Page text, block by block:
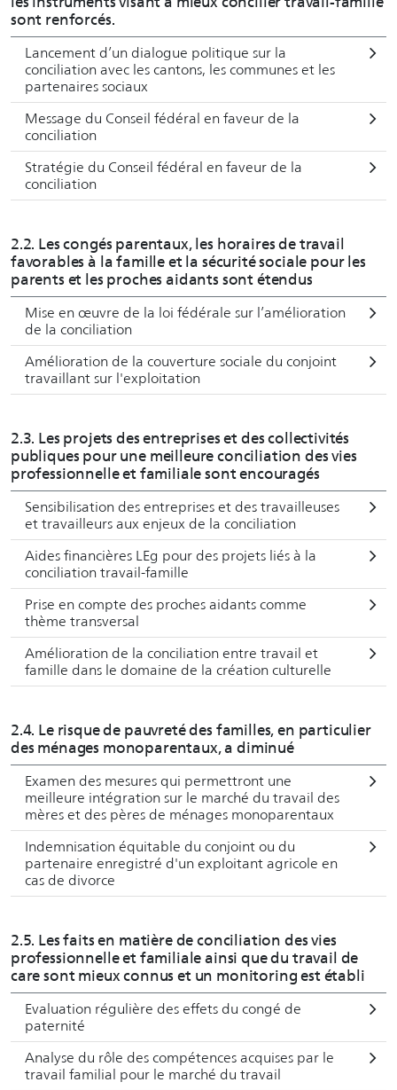
sont renforcés.
Lancement d’un dialogue politique sur la
conciliation avec les cantons, les communes et les
partenaires sociaux
Message du Conseil fédéral en faveur de la
conciliation
Stratégie du Conseil fédéral en faveur de la
conciliation
2.2. Les congés parentaux, les horaires de travail
favorables à la famille et la sécurité sociale pour les
parents et les proches aidants sont étendus
Mise en œuvre de la loi fédérale sur l’amélioration
de la conciliation
Amélioration de la couverture sociale du conjoint
travaillant sur l'exploitation
2.3. Les projets des entreprises et des collectivités
publiques pour une meilleure conciliation des vies
professionnelle et familiale sont encouragés
Sensibilisation des entreprises et des travailleuses
et travailleurs aux enjeux de la conciliation
Aides financières LEg pour des projets liés à la
conciliation travail-famille
Prise en compte des proches aidants comme
thème transversal
Amélioration de la conciliation entre travail et
famille dans le domaine de la création culturelle
2.4. Le risque de pauvreté des familles, en particulier
des ménages monoparentaux, a diminué
Examen des mesures qui permettront une
meilleure intégration sur le marché du travail des
mères et des pères de ménages monoparentaux
Indemnisation équitable du conjoint ou du
partenaire enregistré d'un exploitant agricole en
cas de divorce
2.5. Les faits en matière de conciliation des vies
professionnelle et familiale ainsi que du travail de
care sont mieux connus et un monitoring est établi
Evaluation régulière des effets du congé de
paternité
Analyse du rôle des compétences acquises par le
travail familial pour le marché du travail